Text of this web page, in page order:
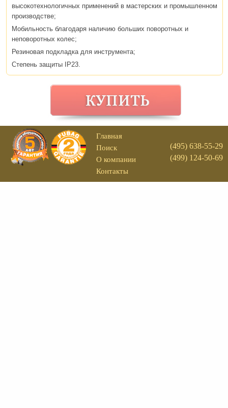
высокотехнологичных применений в мастерских и промышленном
производстве;
Мобильность благодаря наличию больших поворотных и
неповоротных колес;
Резиновая подкладка для инструмента;
Степень защиты IP23.
Главная
Поиск
О компании
Контакты
(495) 638-55-29
(499) 124-50-69